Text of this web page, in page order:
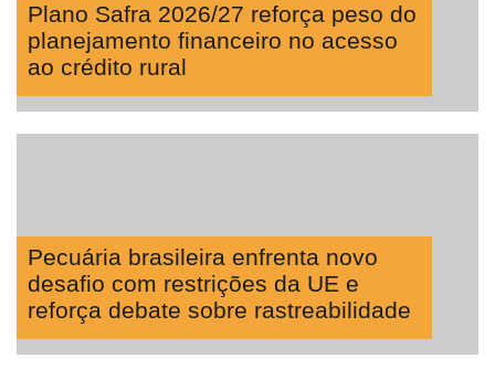
Plano Safra 2026/27 reforça peso do
planejamento financeiro no acesso
ao crédito rural
Pecuária brasileira enfrenta novo
desafio com restrições da UE e
reforça debate sobre rastreabilidade